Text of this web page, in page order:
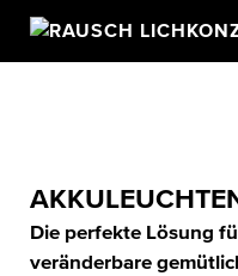
Die perfekte Lösung
veränderbare